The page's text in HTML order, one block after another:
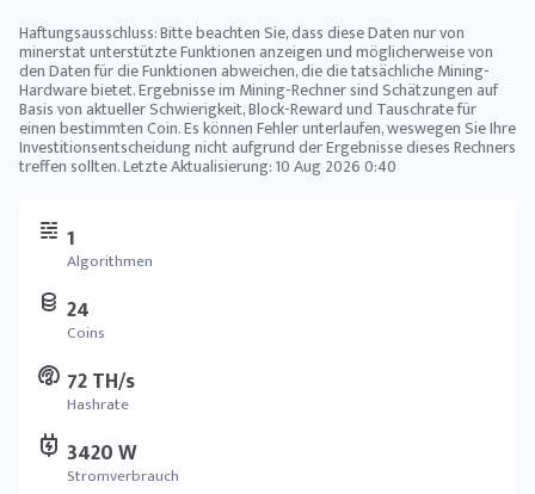
1
Algorithmen
24
Coins
72 TH/s
Hashrate
3420 W
Stromverbrauch
Haftungsausschluss: Bitte beachten Sie, dass diese Daten nur von
minerstat unterstützte Funktionen anzeigen und möglicherweise von
den Daten für die Funktionen abweichen, die die tatsächliche Mining-
Hardware bietet. Ergebnisse im Mining-Rechner sind Schätzungen auf
Basis von aktueller Schwierigkeit, Block-Reward und Tauschrate für
einen bestimmten Coin. Es können Fehler unterlaufen, weswegen Sie Ihre
Investitionsentscheidung nicht aufgrund der Ergebnisse dieses Rechners
treffen sollten. Letzte Aktualisierung:10 Aug 2026 0:40